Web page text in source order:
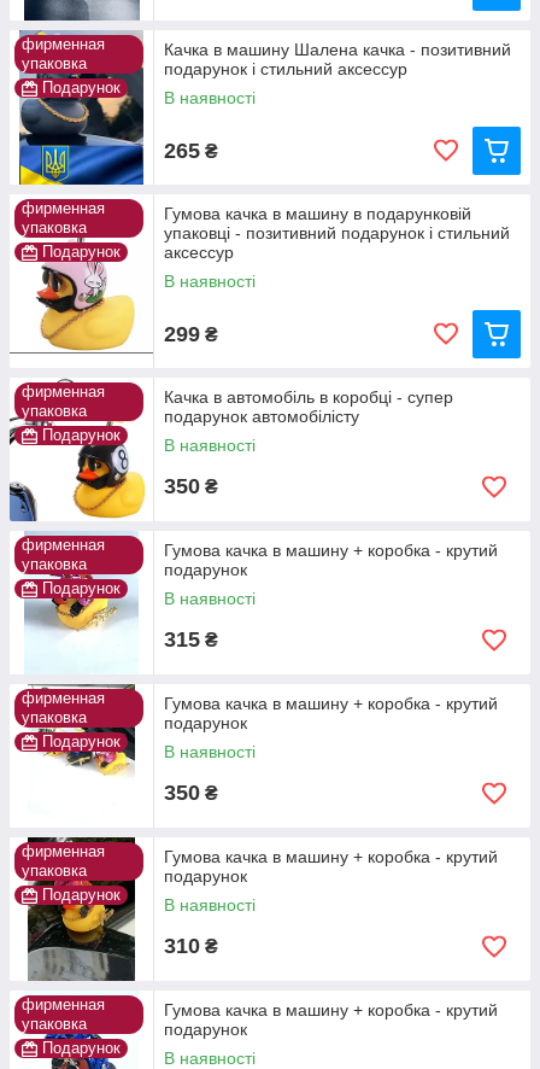
фирменная
упаковка
Подарунок
Качка в машину Шалена качка - позитивний
подарунок і стильний аксессур
В наявності
265 ₴
фирменная
упаковка
Подарунок
Гумова качка в машину в подарунковій
упаковці - позитивний подарунок і стильний
аксессур
В наявності
299 ₴
фирменная
упаковка
Подарунок
Качка в автомобіль в коробці - супер
подарунок автомобілісту
В наявності
350 ₴
фирменная
упаковка
Подарунок
Гумова качка в машину + коробка - крутий
подарунок
В наявності
315 ₴
фирменная
упаковка
Подарунок
Гумова качка в машину + коробка - крутий
подарунок
В наявності
350 ₴
фирменная
упаковка
Подарунок
Гумова качка в машину + коробка - крутий
подарунок
В наявності
310 ₴
фирменная
упаковка
Подарунок
Гумова качка в машину + коробка - крутий
подарунок
В наявності